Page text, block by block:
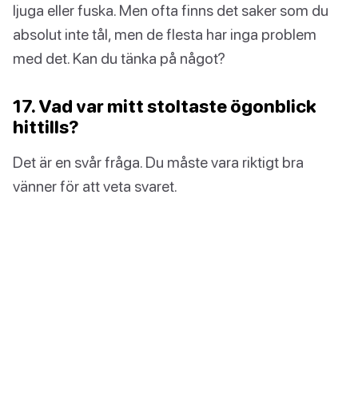
ljuga eller fuska. Men ofta finns det saker som du
absolut inte tål, men de flesta har inga problem
med det. Kan du tänka på något?
17. Vad var mitt stoltaste ögonblick
hittills?
Det är en svår fråga. Du måste vara riktigt bra
vänner för att veta svaret.